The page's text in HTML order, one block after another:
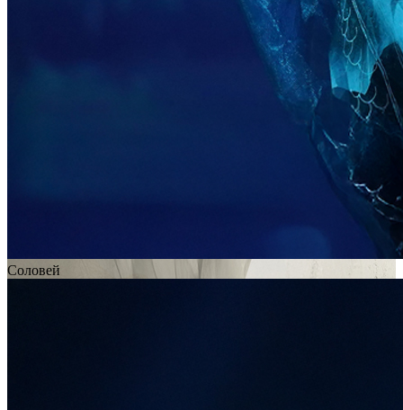
Соловей